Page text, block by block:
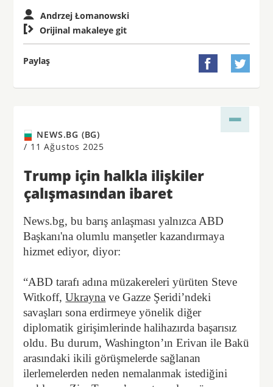
Andrzej Łomanowski
 Orijinal makaleye git
Paylaş  
NEWS.BG (BG)
/ 11 Ağustos 2025
Trump için halkla ilişkiler
çalışmasından ibaret
News.bg, bu barış anlaşması yalnızca ABD
Başkanı'na olumlu manşetler kazandırmaya
hizmet ediyor, diyor:
“ABD tarafı adına müzakereleri yürüten Steve
Witkoff,Ukrayna ve Gazze Şeridi’ndeki
savaşları sona erdirmeye yönelik diğer
diplomatik girişimlerinde halihazırda başarısız
oldu. Bu durum, Washington’ın Erivan ile Bakü
arasındaki ikili görüşmelerde sağlanan
ilerlemelerden neden nemalanmak istediğini